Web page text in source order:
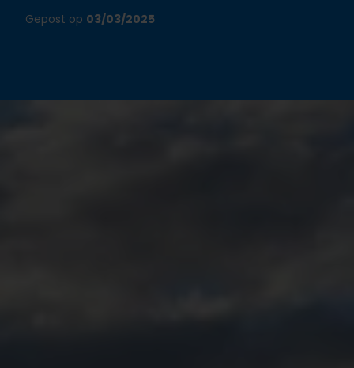
Gepost op 03/03/2025